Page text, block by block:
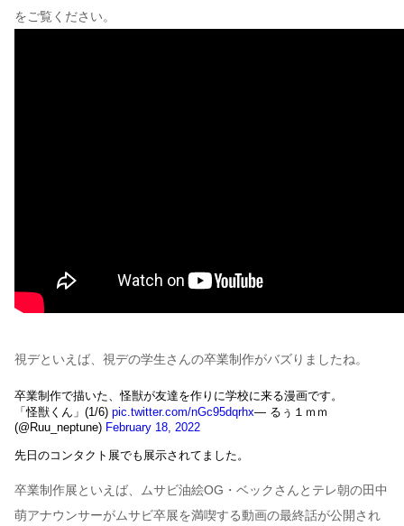
をご覧ください。
視デといえば、視デの学生さんの卒業制作がバズりましたね。
卒業制作で描いた、怪獣が友達を作りに学校に来る漫画です。
「怪獣くん」(1/6) pic.twitter.com/nGc95dqrhx— るぅ１ｍｍ
(@Ruu_neptune) February 18, 2022
先日のコンタクト展でも展示されてました。
卒業制作展といえば、ムサビ油絵OG・ベックさんとテレ朝の田中
萌アナウンサーがムサビ卒展を満喫する動画の最終話が公開され